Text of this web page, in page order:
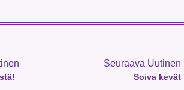
Seuraava Uutinen
Soiva kevät